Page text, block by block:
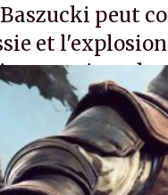
peut
et
appartient
que des